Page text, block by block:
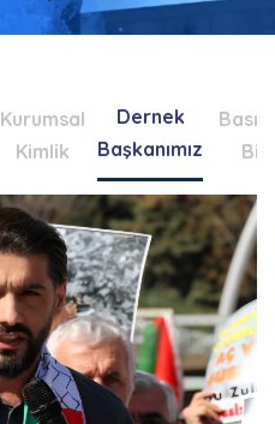
Kurumsal
Kimlik
Dernek
Başkanımız
Biz